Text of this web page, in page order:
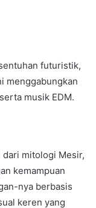
futuristik,
menggabungkan
musik EDM.
mitologi Mesir,
kemampuan
nya berbasis
keren yang